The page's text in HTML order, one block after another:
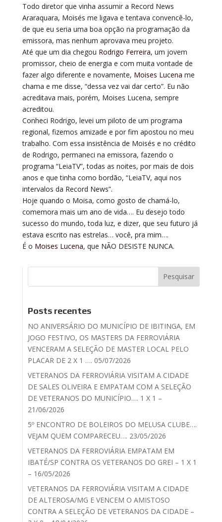
Todo diretor que vinha assumir a Record News
Araraquara, Moisés me ligava e tentava convencê-lo,
de que eu seria uma boa opção na programação da
emissora, mas nenhum aprovava meu projeto.
Até que um dia chegou Rodrigo Ferreira, um jovem
promissor, cheio de energia e com muita vontade de
fazer algo diferente e novamente, Moises Lucena me
chama e me disse, “dessa vez vai dar certo”. Eu não
acreditava mais, porém, Moises Lucena, sempre
acreditou.
Conheci Rodrigo, levei um piloto de um programa
regional, fizemos amizade e por fim apostou no meu
trabalho. Com essa insistência de Moisés e no crédito
de Rodrigo, permaneci na emissora, fazendo o
programa “LeiaTV”, todas as noites, por mais de dois
anos e que tinha como bordão, “LeiaTV, aqui nos
intervalos da Record News”.
Hoje quando o Moisa, como gosto de chamá-lo,
comemora mais um ano de vida…. Eu desejo todo
sucesso do mundo, toda luz, e dizer, que seu futuro já
estava escrito nas estrelas… você, pra mim….
É o Moises Lucena, que NÃO DESISTE NUNCA.
Posts recentes
NO ANIVERSÁRIO DO MUNICÍPIO DE IBITINGA, EM
JOGO FESTIVO, OS MASTERS DA FERROVIÁRIA
VENCERAM A SELEÇÃO DE MASTER LOCAL PELO
PLACAR DE 2 X 1 …. 05/07/2026
VETERANOS DA FERROVIÁRIA VISITAM A CIDADE
DE SALES OLIVEIRA E EMPATAM COM A SELEÇÃO
DE VETERANOS DO MUNICÍPIO…. 1 X 1 –
21/06/2026
5º ENCONTRO DE BOLEIROS DO MELUSA CLUBE….
VEJAM QUEM COMPARECEU…. 23/05/2026
VETERANOS DA FERROVIÁRIA EMPATAM EM
IBATÉ/SP CONTRA OS VETERANOS DO GREI – 1 X 1
– 16/05/2026
VETERANOS DA FERROVIÁRIA VISITAM A CIDADE
DE ALTEROSA/MG E VENCEM O AMISTOSO
CONTRA A SELEÇÃO DE VETERANOS DA CIDADE –